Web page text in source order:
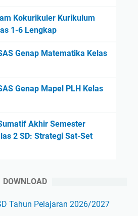
Kokurikuler Kurikulum
1-6 Lengkap
Genap Matematika Kelas
Genap Mapel PLH Kelas
Akhir Semester
2 SD: Strategi Sat-Set
DOWNLOAD
Tahun Pelajaran 2026/2027